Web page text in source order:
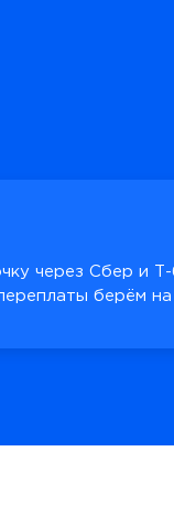
через Сбер и Т-
берём на